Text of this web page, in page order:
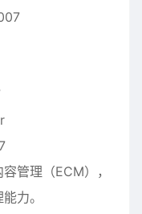
管理（ECM），
力。